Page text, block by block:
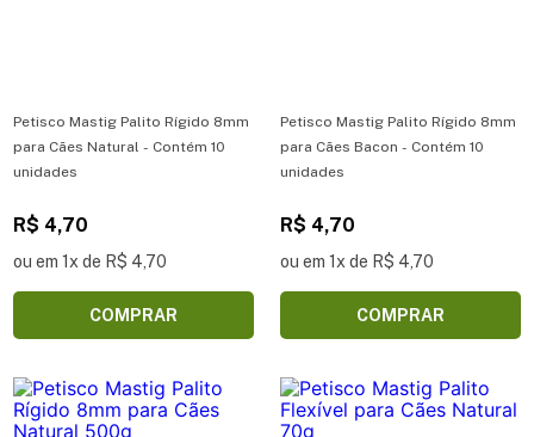
Petisco Mastig Palito Rígido 8mm
para Cães Natural - Contém 10
unidades
R$ 4,70
ou em 1x de R$ 4,70
COMPRAR
Petisco Mastig Palito Rígido 8mm
para Cães Bacon - Contém 10
unidades
R$ 4,70
ou em 1x de R$ 4,70
COMPRAR